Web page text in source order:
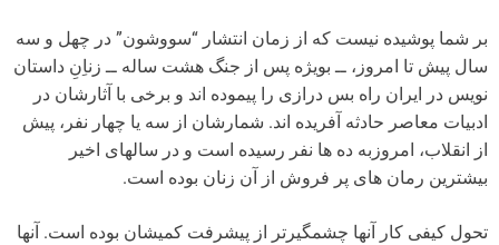
بر شما پوشیده نیست که از زمان انتشار “سووشون” در چهل و سه
سال پیش تا امروز، ــ بویژه پس از جنگ هشت ساله ــ زناِنِ داستان
نویس در ایران راه بس درازی را پیموده اند و برخی با آثارشان در
ادبیات معاصر حادثه آفریده اند. شمارشان از سه یا چهار نفر، پیش
از انقلاب، امروزبه ده ها نفر رسیده است و در سالهای اخیر
بیشترین رمان های پر فروش از آن زنان بوده است.
تحول کیفی کار آنها چشمگیرتر از پیشرفت کمیشان بوده است. آنها